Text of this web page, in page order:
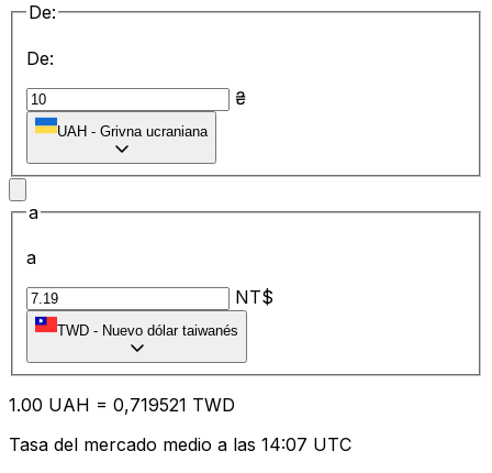
De:
De:
₴
UAH - Grivna ucraniana
a
a
NT$
TWD - Nuevo dólar taiwanés
1.00 UAH = 0,719521 TWD
Tasa del mercado medio a las 14:07 UTC